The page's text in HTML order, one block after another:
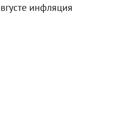
инфляция